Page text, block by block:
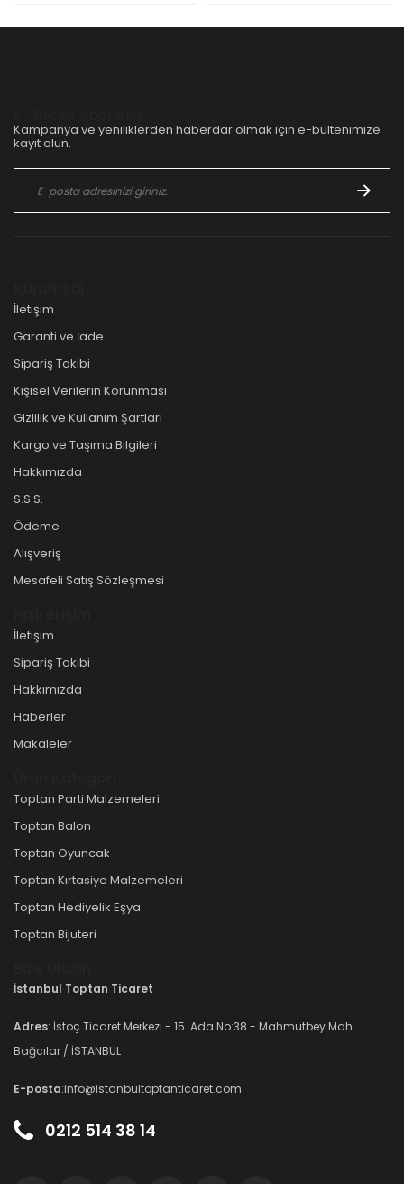
Kampanya ve yeniliklerden haberdar olmak için e-bültenimize
kayıt olun.
İletişim
Garanti ve İade
Sipariş Takibi
Kişisel Verilerin Korunması
Gizlilik ve Kullanım Şartları
Kargo ve Taşıma Bilgileri
Hakkımızda
S.S.S.
Ödeme
Alışveriş
Mesafeli Satış Sözleşmesi
İletişim
Sipariş Takibi
Hakkımızda
Haberler
Makaleler
Toptan Parti Malzemeleri
Toptan Balon
Toptan Oyuncak
Toptan Kırtasiye Malzemeleri
Toptan Hediyelik Eşya
Toptan Bijuteri
İstanbul Toptan Ticaret
Adres: İstoç Ticaret Merkezi - 15. Ada No:38 - Mahmutbey Mah.
Bağcılar / İSTANBUL
E-posta:info@istanbultoptanticaret.com
0212 514 38 14